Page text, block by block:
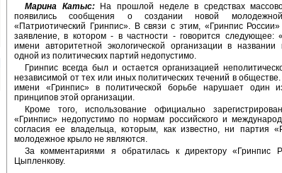
Марина Катыс:На прошлой неделе в средствах
появились сообщения о создании новой молодежной
«Патриотический Гринпис». В связи с этим, «Гринпис
заявление, в котором - в частности - говорится следующее:
имени авторитетной экологической организации в названии
одной из политических партий недопустимо.
Гринпис всегда был и остается организацией
независимой от тех или иных политических течений в
имени «Гринпис» в политической борьбе нарушает один
принципов этой организации.
Кроме того, использование официально
«Гринпис» недопустимо по нормам российского и
согласия ее владельца, которым, как известно, ни партия
молодежное крыло не являются.
За комментариями я обратилась к директору «Гринпис
Цыпленкову.